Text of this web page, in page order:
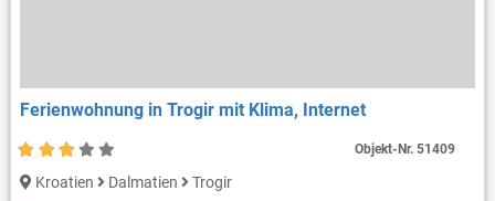
Ferienwohnung in Trogir mit Klima, Internet
Kroatien Dalmatien
Trogir
Objekt-Nr.51409